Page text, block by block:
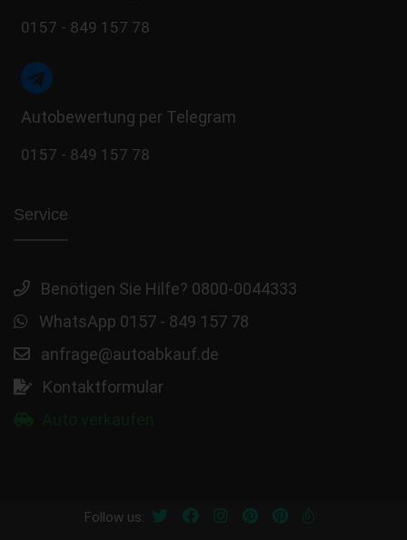
0157 - 849 157 78
Autobewertung per Telegram
0157 - 849 157 78
Service
Benötigen Sie Hilfe? 0800-0044333
WhatsApp 0157 - 849 157 78
anfrage@autoabkauf.de
Kontaktformular
Follow us: